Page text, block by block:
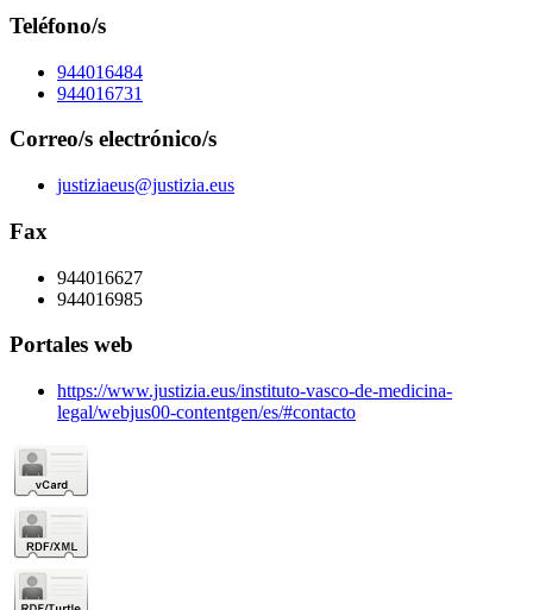
Teléfono/s
944016484
944016731
Correo/s electrónico/s
justiziaeus@justizia.eus
Fax
944016627
944016985
Portales web
https://www.justizia.eus/instituto-vasco-de-medicina-
legal/webjus00-contentgen/es/#contacto